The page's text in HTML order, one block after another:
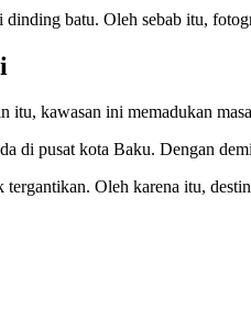
batu. Oleh sebab itu,
itu, kawasan ini memadukan
di pusat kota Baku. Dengan
tergantikan. Oleh karena itu,